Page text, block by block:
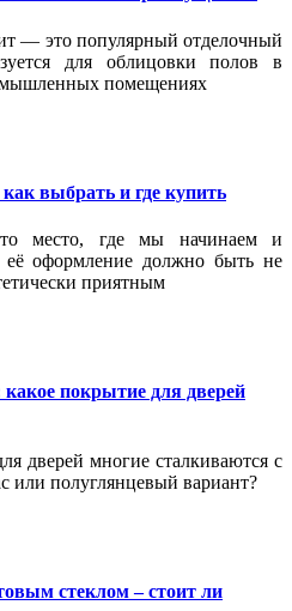
— это популярный отделочный
для облицовки полов в
помещениях
выбрать и где купить
место, где мы начинаем и
её оформление должно быть не
приятным
покрытие для дверей
дверей многие сталкиваются с
или полуглянцевый вариант?
стеклом – стоит ли